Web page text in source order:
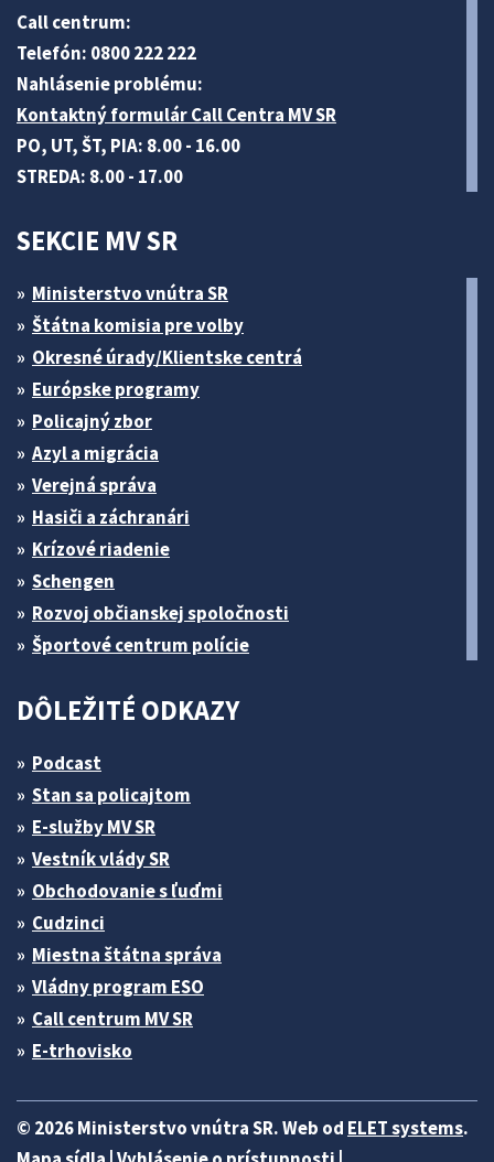
Call centrum:
Telefón: 0800 222 222
Nahlásenie problému:
Kontaktný formulár Call Centra MV SR
PO, UT, ŠT, PIA: 8.00 - 16.00
STREDA: 8.00 - 17.00
SEKCIE MV SR
Ministerstvo vnútra SR
Štátna komisia pre volby
Okresné úrady/Klientske centrá
Európske programy
Policajný zbor
Azyl a migrácia
Verejná správa
Hasiči a záchranári
Krízové riadenie
Schengen
Rozvoj občianskej spoločnosti
Športové centrum polície
DÔLEŽITÉ ODKAZY
Podcast
Stan sa policajtom
E-služby MV SR
Vestník vlády SR
Obchodovanie s ľuďmi
Cudzinci
Miestna štátna správa
Vládny program ESO
Call centrum MV SR
E-trhovisko
© 2026 Ministerstvo vnútra SR. Web od ELET systems.